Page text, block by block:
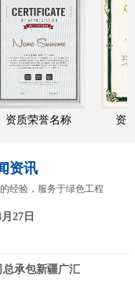
资质荣誉名称 资质
经验，服务于绿色工程
资讯
27日
总承包新疆广汇